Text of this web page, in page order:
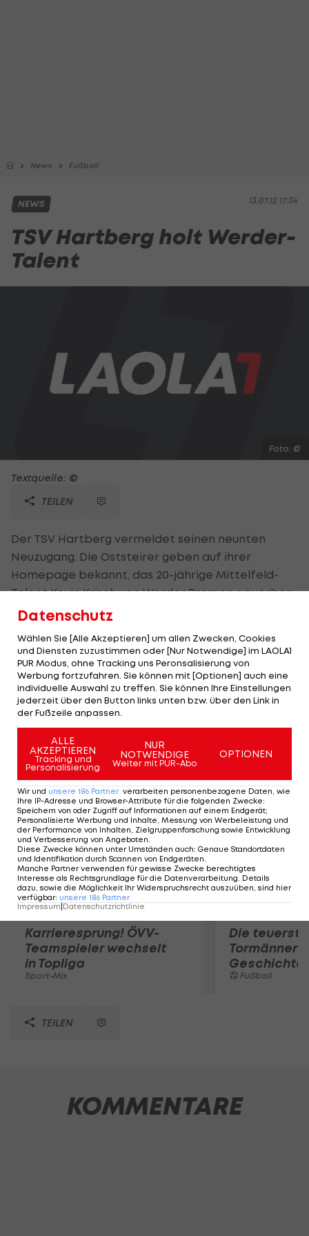
News Fußball
13.07.12 17:34
NEWS
TSV Hartberg holt Werder-
Talent
Foto: ©
Textquelle: ©
TEILEN
Der TSV Hartberg vermeldet seinen neunten
Neuzugang. Die Oststeirer geben auf ihrer
Homepage bekannt, das 20-jährige Mittelfeld-
Talent Kevin Krisch von Werder Bremen erworben
zu haben. Der Wiener spielte bis 2007 im
wechselte und sich durch die Jugend bis zur
zweiten Mannschaft hocharbeitete. Zahlreiche
Verletzungen (u.a. Kreuzbandriss) warfen den
beidfüßigen Defensiv-Mann in seiner Entwicklung
zurück, nun versucht er in der Ersten Liga einen
neuen Anlauf.
Mehr zum Thema
Karrieresprung! ÖVV-
Teamspieler wechselt
in Topliga
Sport-Mix
Die
Tormänner
Geschichte
Fußball
TEILEN
KOMMENTARE
Datenschutz
Wählen Sie [Alle Akzeptieren] um allen Zwecken, Cookies
und Diensten zuzustimmen oder [Nur Notwendige] im LAOLA1
PUR Modus, ohne Tracking uns Peronsalisierung von
Werbung fortzufahren. Sie können mit [Optionen] auch eine
individuelle Auswahl zu treffen. Sie können Ihre Einstellungen
jederzeit über den Button links unten bzw. über den Link in
der Fußzeile anpassen.
ALLE
AKZEPTIEREN
Tracking und
Personalisierung
NUR
NOTWENDIGE
Weiter mit PUR-Abo
OPTIONEN
Wir und unsere 186 Partner verarbeiten personenbezogene Daten, wie
Ihre IP-Adresse und Browser-Attribute für die folgenden Zwecke:
Speichern von oder Zugriff auf Informationen auf einem Endgerät;
Personalisierte Werbung und Inhalte, Messung von Werbeleistung und
der Performance von Inhalten, Zielgruppenforschung sowie Entwicklung
und Verbesserung von Angeboten.
Diese Zwecke können unter Umständen auch: Genaue Standortdaten
und Identifikation durch Scannen von Endgeräten.
Manche Partner verwenden für gewisse Zwecke berechtigtes
Interesse als Rechtsgrundlage für die Datenverarbeitung. Details
dazu, sowie die Möglichkeit Ihr Widerspruchsrecht auszuüben, sind hier
verfügbar: unsere 186 Partner
Impressum Datenschutzrichtlinie